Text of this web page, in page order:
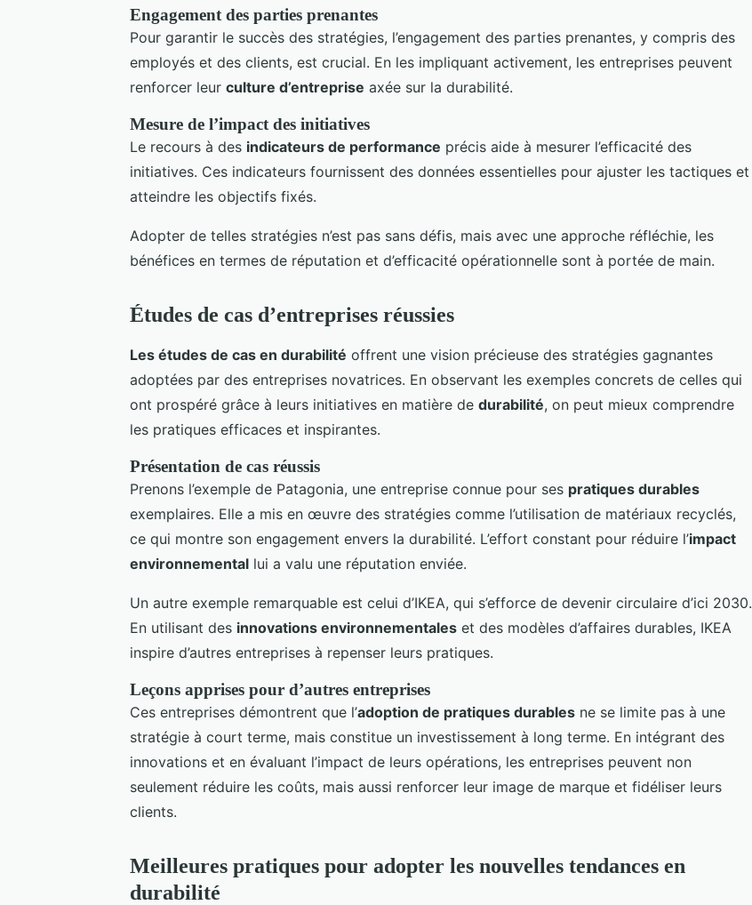
Engagement des parties prenantes
Pour garantir le succès des stratégies, l’engagement des parties prenantes, y compris des
employés et des clients, est crucial. En les impliquant activement, les entreprises peuvent
renforcer leur culture d’entreprise axée sur la durabilité.
Mesure de l’impact des initiatives
Le recours à des indicateurs de performance précis aide à mesurer l’efficacité des
initiatives. Ces indicateurs fournissent des données essentielles pour ajuster les tactiques et
atteindre les objectifs fixés.
Adopter de telles stratégies n’est pas sans défis, mais avec une approche réfléchie, les
bénéfices en termes de réputation et d’efficacité opérationnelle sont à portée de main.
Études de cas d’entreprises réussies
Les études de cas en durabilité offrent une vision précieuse des stratégies gagnantes
adoptées par des entreprises novatrices. En observant les exemples concrets de celles qui
ont prospéré grâce à leurs initiatives en matière de durabilité, on peut mieux comprendre
les pratiques efficaces et inspirantes.
Présentation de cas réussis
Prenons l’exemple de Patagonia, une entreprise connue pour ses pratiques durables
exemplaires. Elle a mis en œuvre des stratégies comme l’utilisation de matériaux recyclés,
ce qui montre son engagement envers la durabilité. L’effort constant pour réduire l’impact
environnemental lui a valu une réputation enviée.
Un autre exemple remarquable est celui d’IKEA, qui s’efforce de devenir circulaire d’ici 2030.
En utilisant des innovations environnementales et des modèles d’affaires durables, IKEA
inspire d’autres entreprises à repenser leurs pratiques.
Leçons apprises pour d’autres entreprises
Ces entreprises démontrent que l’adoption de pratiques durables ne se limite pas à une
stratégie à court terme, mais constitue un investissement à long terme. En intégrant des
innovations et en évaluant l’impact de leurs opérations, les entreprises peuvent non
seulement réduire les coûts, mais aussi renforcer leur image de marque et fidéliser leurs
clients.
Meilleures pratiques pour adopter les nouvelles tendances en
durabilité